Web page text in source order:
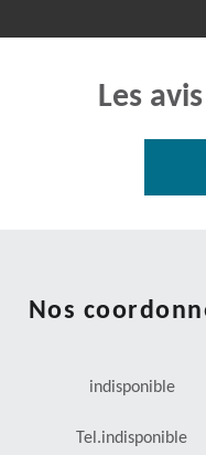
Les
Nos
indisponible
Tel.indisponible